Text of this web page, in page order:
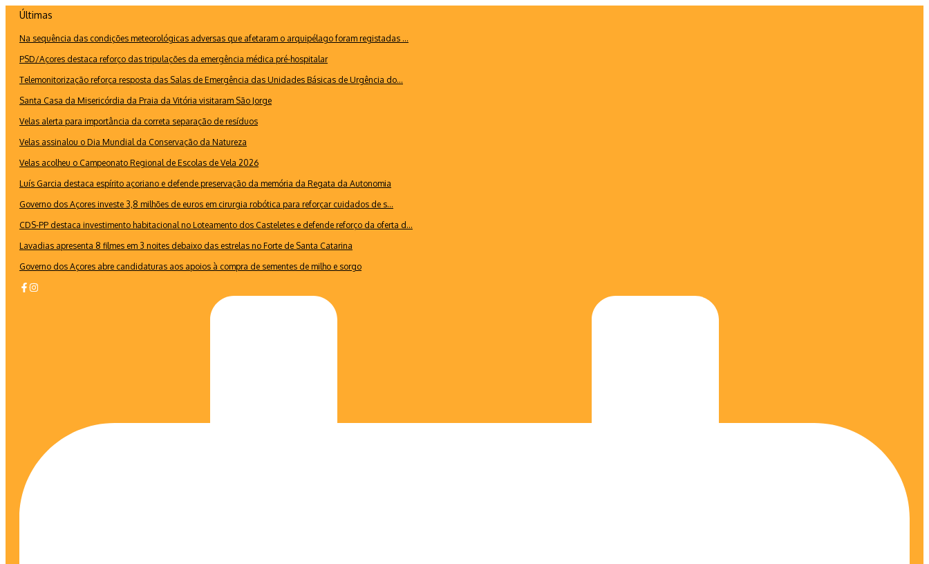
conteúdo
Últimas
Na sequência das condições meteorológicas adversas que afetaram o arquipélago foram registadas ...
PSD/Açores destaca reforço das tripulações da emergência médica pré-hospitalar
Telemonitorização reforça resposta das Salas de Emergência das Unidades Básicas de Urgência do...
Santa Casa da Misericórdia da Praia da Vitória visitaram São Jorge
Velas alerta para importância da correta separação de resíduos
Velas assinalou o Dia Mundial da Conservação da Natureza
Velas acolheu o Campeonato Regional de Escolas de Vela 2026
Luís Garcia destaca espírito açoriano e defende preservação da memória da Regata da Autonomia
Governo dos Açores investe 3,8 milhões de euros em cirurgia robótica para reforçar cuidados de s...
CDS-PP destaca investimento habitacional no Loteamento dos Casteletes e defende reforço da oferta d...
Lavadias apresenta 8 filmes em 3 noites debaixo das estrelas no Forte de Santa Catarina
Governo dos Açores abre candidaturas aos apoios à compra de sementes de milho e sorgo